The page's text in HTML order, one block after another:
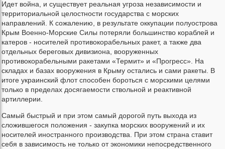
Идет война, и существует реальная угроза независимости и
территориальной целостности государства с морских
направлений. К сожалению, в результате оккупации полуострова
Крым Военно-Морские Силы потеряли большинство кораблей и
катеров - носителей противокорабельных ракет, а также два
отдельных береговых дивизиона, вооруженных
противокорабельными ракетами «Термит» и «Прогресс». На
складах и базах вооружения в Крыму остались и сами ракеты. В
итоге украинский флот способен бороться с морскими целями
только в пределах досягаемости ствольной и реактивной
артиллерии.
Самый быстрый и при этом самый дорогой путь выхода из
сложившегося положения - закупка морских вооружений и их
носителей иностранного производства. При этом страна ставит
себя в зависимость не только от экономики непосредственного